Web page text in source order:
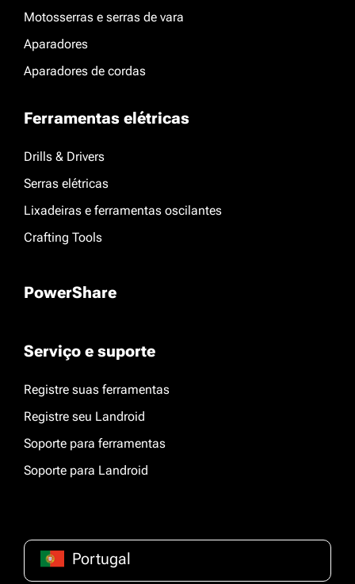
Motosserras e serras de vara
Aparadores
Aparadores de cordas
Ferramentas elétricas
Drills & Drivers
Serras elétricas
Lixadeiras e ferramentas oscilantes
Crafting Tools
PowerShare
Serviço e suporte
Registre suas ferramentas
Registre seu Landroid
Soporte para ferramentas
Soporte para Landroid
Portugal